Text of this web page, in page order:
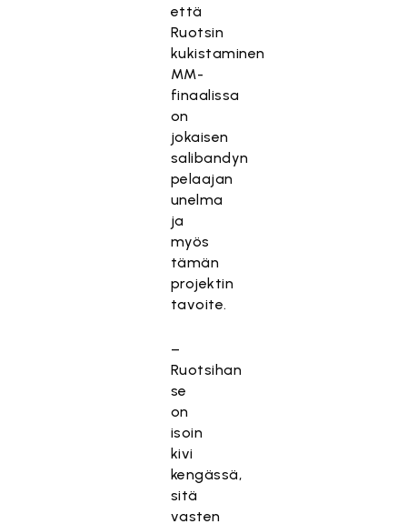
että
Ruotsin
kukistaminen
MM-
finaalissa
on
jokaisen
salibandyn
pelaajan
unelma
ja
myös
tämän
projektin
tavoite.
–
Ruotsihan
se
on
isoin
kivi
kengässä,
sitä
vasten